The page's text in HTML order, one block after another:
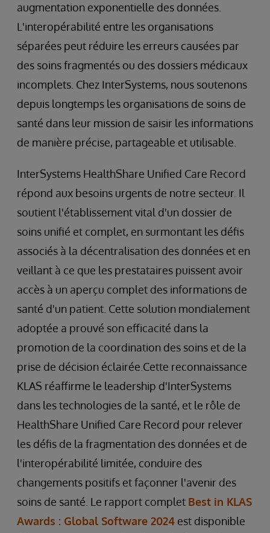
augmentation exponentielle des données.
L'interopérabilité entre les organisations
séparées peut réduire les erreurs causées par
des soins fragmentés ou des dossiers médicaux
incomplets. Chez InterSystems, nous soutenons
depuis longtemps les organisations de soins de
santé dans leur mission de saisir les informations
de manière précise, partageable et utilisable.
InterSystems HealthShare Unified Care Record
répond aux besoins urgents de notre secteur. Il
soutient l'établissement vital d'un dossier de
soins unifié et complet, en surmontant les défis
associés à la décentralisation des données et en
veillant à ce que les prestataires puissent avoir
accès à un aperçu complet des informations de
santé d'un patient. Cette solution mondialement
adoptée a prouvé son efficacité dans la
promotion de la coordination des soins et de la
prise de décision éclairée.Cette reconnaissance
KLAS réaffirme le leadership d'InterSystems
dans les technologies de la santé, et le rôle de
HealthShare Unified Care Record pour relever
les défis de la fragmentation des données et de
l'interopérabilité limitée, conduire des
changements positifs et façonner l'avenir des
soins de santé. Le rapport complet Best in KLAS
Awards : Global Software 2024 est disponible